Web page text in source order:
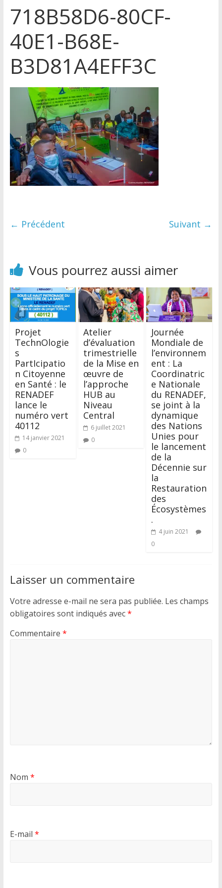
718B58D6-80CF-
40E1-B68E-
B3D81A4EFF3C
← Précédent Suivant →
Vous pourrez aussi aimer
Projet
TechnOlogie
s
PartIcipatio
n Citoyenne
en Santé : le
RENADEF
lance le
numéro vert
40112
14 janvier 2021
0
Atelier
d’évaluation
trimestrielle
de la Mise en
œuvre de
l’approche
HUB au
Niveau
Central
6 juillet 2021
0
Journée
Mondiale de
l’environnem
ent : La
Coordinatric
e Nationale
du RENADEF,
se joint à la
dynamique
des Nations
Unies pour
le lancement
de la
Décennie sur
la
Restauration
des
Écosystèmes
.
4 juin 2021
0
Laisser un commentaire
Votre adresse e-mail ne sera pas publiée. Les champs
obligatoires sont indiqués avec*
Commentaire *
Nom *
E-mail *